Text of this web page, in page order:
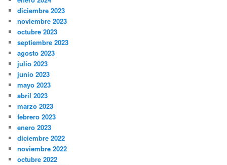
diciembre 2023
noviembre 2023
octubre 2023
septiembre 2023
agosto 2023
julio 2023
junio 2023
mayo 2023
abril 2023
marzo 2023
febrero 2023
enero 2023
diciembre 2022
noviembre 2022
octubre 2022